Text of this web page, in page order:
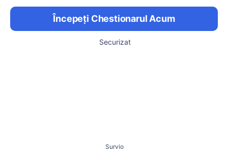
Începeți Chestionarul Acum
Securizat
Survio